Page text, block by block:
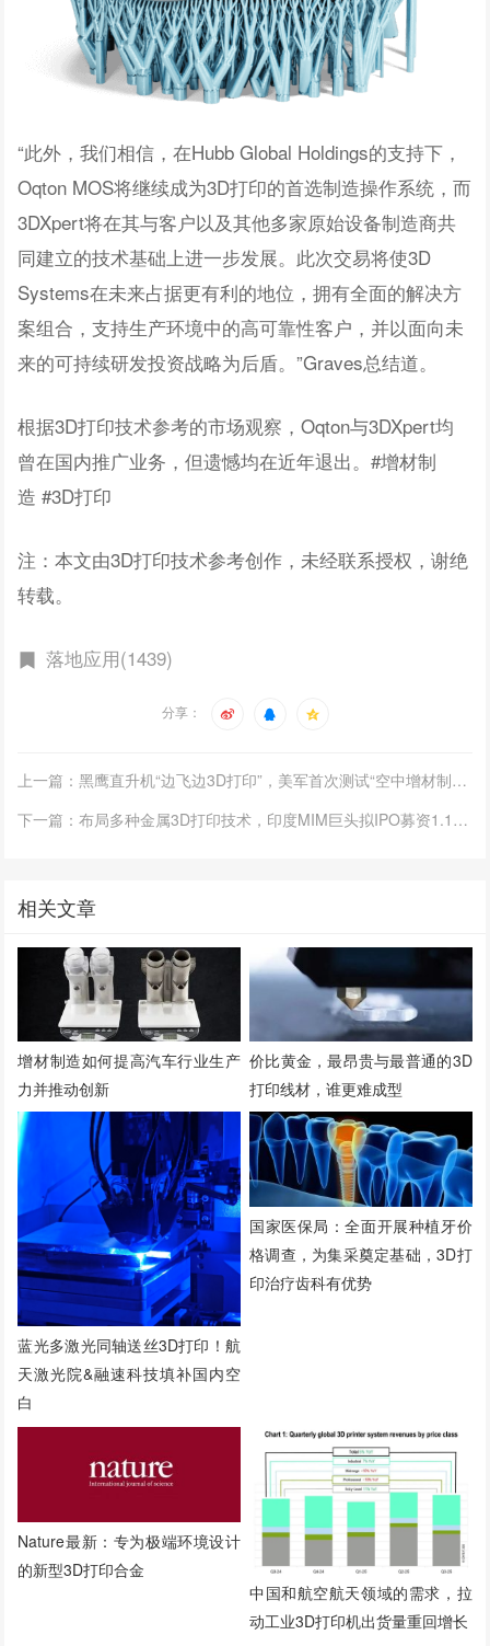
“此外，我们相信，在Hubb Global Holdings的支持下，
Oqton MOS将继续成为3D打印的首选制造操作系统，而
3DXpert将在其与客户以及其他多家原始设备制造商共
同建立的技术基础上进一步发展。此次交易将使3D
Systems在未来占据更有利的地位，拥有全面的解决方
案组合，支持生产环境中的高可靠性客户，并以面向未
来的可持续研发投资战略为后盾。”Graves总结道。
根据3D打印技术参考的市场观察，Oqton与3DXpert均
曾在国内推广业务，但遗憾均在近年退出。#增材制
造 #3D打印
注：本文由3D打印技术参考创作，未经联系授权，谢绝
转载。
落地应用(1439)
分享：
上一篇：黑鹰直升机“边飞边3D打印”，美军首次测试“空中增材制造”
下一篇：布局多种金属3D打印技术，印度MIM巨头拟IPO募资1.13亿美元
相关文章
增材制造如何提高汽车行业生产
力并推动创新
价比黄金，最昂贵与最普通的3D
打印线材，谁更难成型
蓝光多激光同轴送丝3D打印！航
天激光院&融速科技填补国内空
白
国家医保局：全面开展种植牙价
格调查，为集采奠定基础，3D打
印治疗齿科有优势
Nature最新：专为极端环境设计
的新型3D打印合金
中国和航空航天领域的需求，拉
动工业3D打印机出货量重回增长